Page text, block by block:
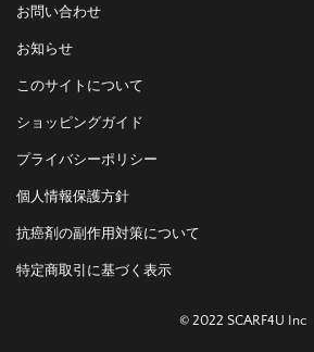
お問い合わせ
お知らせ
このサイトについて
ショッピングガイド
プライバシーポリシー
個人情報保護方針
抗癌剤の副作用対策について
特定商取引に基づく表示
© 2022 SCARF4U Inc